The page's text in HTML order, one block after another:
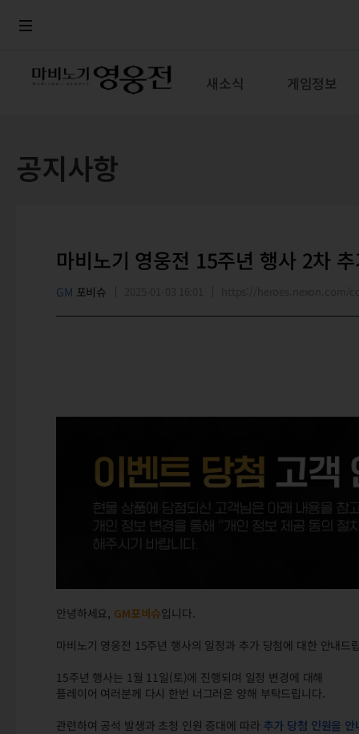
새소식 게임정보
공지사항
마비노기 영웅전 15주년 행사 2차
GM 포비슈
안녕하세요, GM포비슈입니다.
마비노기 영웅전 15주년 행사의 일정과 추가 당첨에 대한 안내드
15주년 행사는 1월 11일(토)에 진행되며 일정 변경에 대해
플레이어 여러분께 다시 한번 너그러운 양해 부탁드립니다.
관련하여 공석 발생과 초청 인원 증대에 따라 추가 당첨 인원을